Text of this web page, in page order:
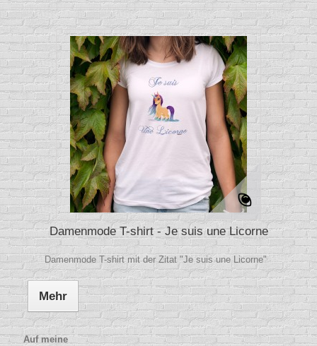
Damenmode T-shirt - Je suis une Licorne
Damenmode T-shirt mit der Zitat "Je suis une Licorne"
Mehr
Auf meine